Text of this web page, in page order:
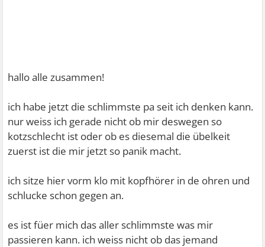
hallo alle zusammen!
ich habe jetzt die schlimmste pa seit ich denken kann.
nur weiss ich gerade nicht ob mir deswegen so
kotzschlecht ist oder ob es diesemal die übelkeit
zuerst ist die mir jetzt so panik macht.
ich sitze hier vorm klo mit kopfhörer in de ohren und
schlucke schon gegen an.
es ist füer mich das aller schlimmste was mir
passieren kann. ich weiss nicht ob das jemand